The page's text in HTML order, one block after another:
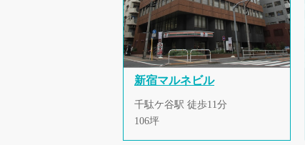
新宿マルネビル
千駄ケ谷駅 徒歩11分
106坪